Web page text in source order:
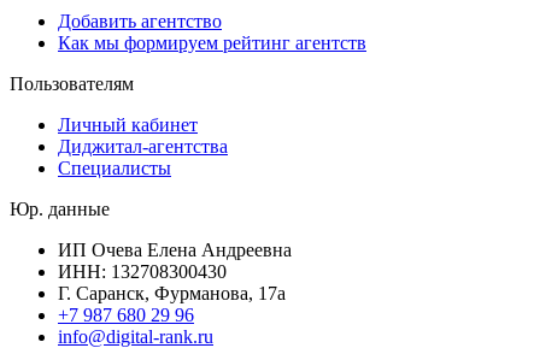
Добавить агентство
Как мы формируем рейтинг агентств
Пользователям
Личный кабинет
Диджитал-агентства
Специалисты
Юр. данные
ИП Очева Елена Андреевна
ИНН: 132708300430
Г. Саранск, Фурманова, 17а
+7 987 680 29 96
info@digital-rank.ru